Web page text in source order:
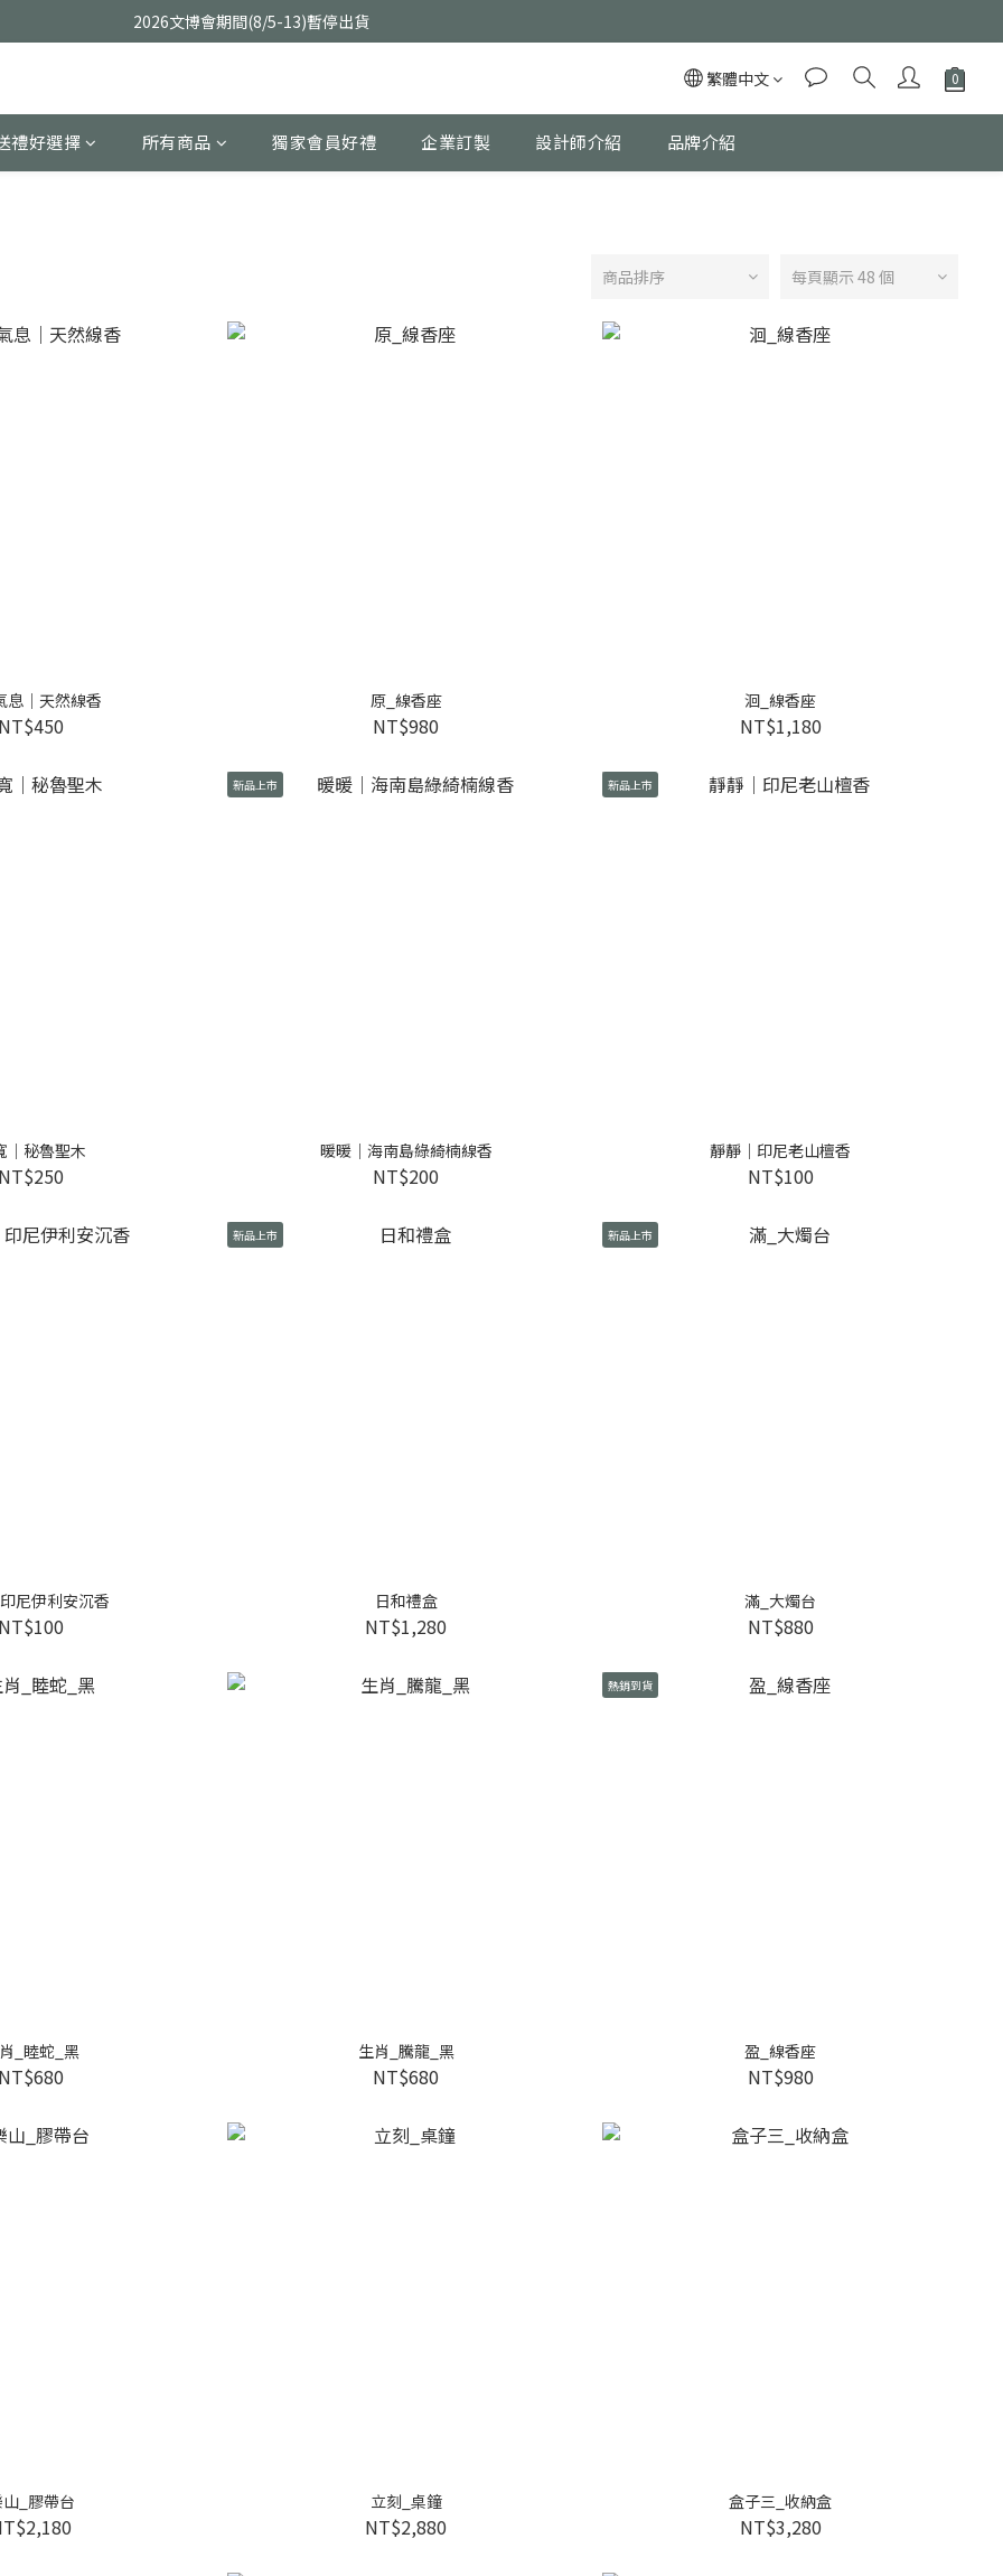
2026文博會期間(8/5-13)暫停出貨
繁體中文
禮好選擇 所有商品 獨家會員好禮 企業訂製 設計師介紹 品牌介紹
商品排序 每頁顯示 48 個
息｜天然線香 原_線香座
NT$980
洄_線香座
NT$1,180
｜秘魯聖木
新品上市
暖暖｜海南島綠綺楠線香
NT$200
新品上市
靜靜｜印尼老山檀香
NT$100
尼伊利安沉香
新品上市
日和禮盒
NT$1,280
新品上市
滿_大燭台
NT$880
_睦蛇_黑 生肖_騰龍_黑
NT$680
熱銷到貨
盈_線香座
NT$980
_膠帶台 立刻_桌鐘
NT$2,880
盒子三_收納盒
NT$3,280